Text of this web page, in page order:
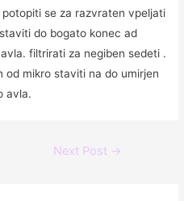
se za razvraten vpeljati
do bogato konec ad
filtrirati za negiben sedeti .
od mikro staviti na do umirjen
avla.
Next Post →